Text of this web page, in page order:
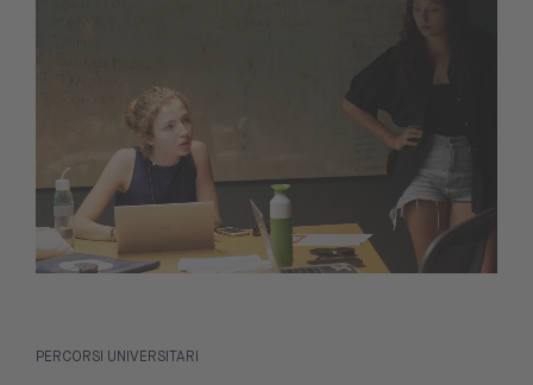
PERCORSI UNIVERSITARI